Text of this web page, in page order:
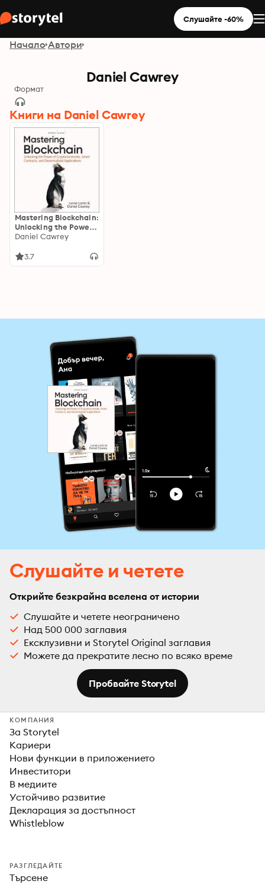
Слушайте -60%
Начало Автори
Daniel Cawrey
Формат
Книги на Daniel Cawrey
Mastering Blockchain:
Unlocking the Power
of Cryptocurrencies,
Decentralized
Daniel Cawrey
3.7
Слушайте и четете
Открийте безкрайна вселена от истории
Слушайте и четете неограничено
Над 500 000 заглавия
Ексклузивни и Storytel Original заглавия
Можете да прекратите лесно по всяко време
Пробвайте Storytel
КОМПАНИЯ
За Storytel
Кариери
Нови функции в приложението
Инвеститори
В медиите
Устойчиво развитие
Декларация за достъпност
Whistleblow
РАЗГЛЕДАЙТЕ
Търсене